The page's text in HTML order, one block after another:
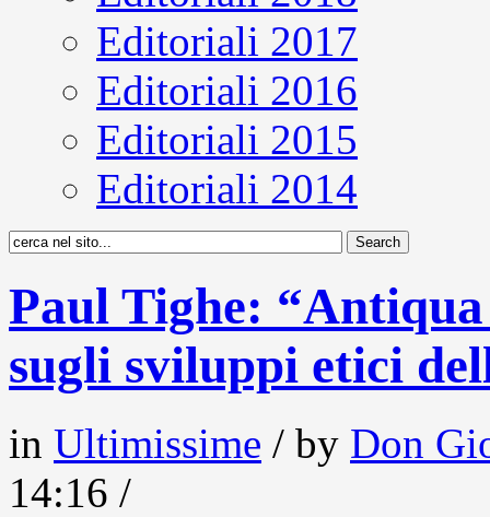
Editoriali 2017
Editoriali 2016
Editoriali 2015
Editoriali 2014
Paul Tighe:
sugli sviluppi etici
in Ultimissime / by Don
14:16 /